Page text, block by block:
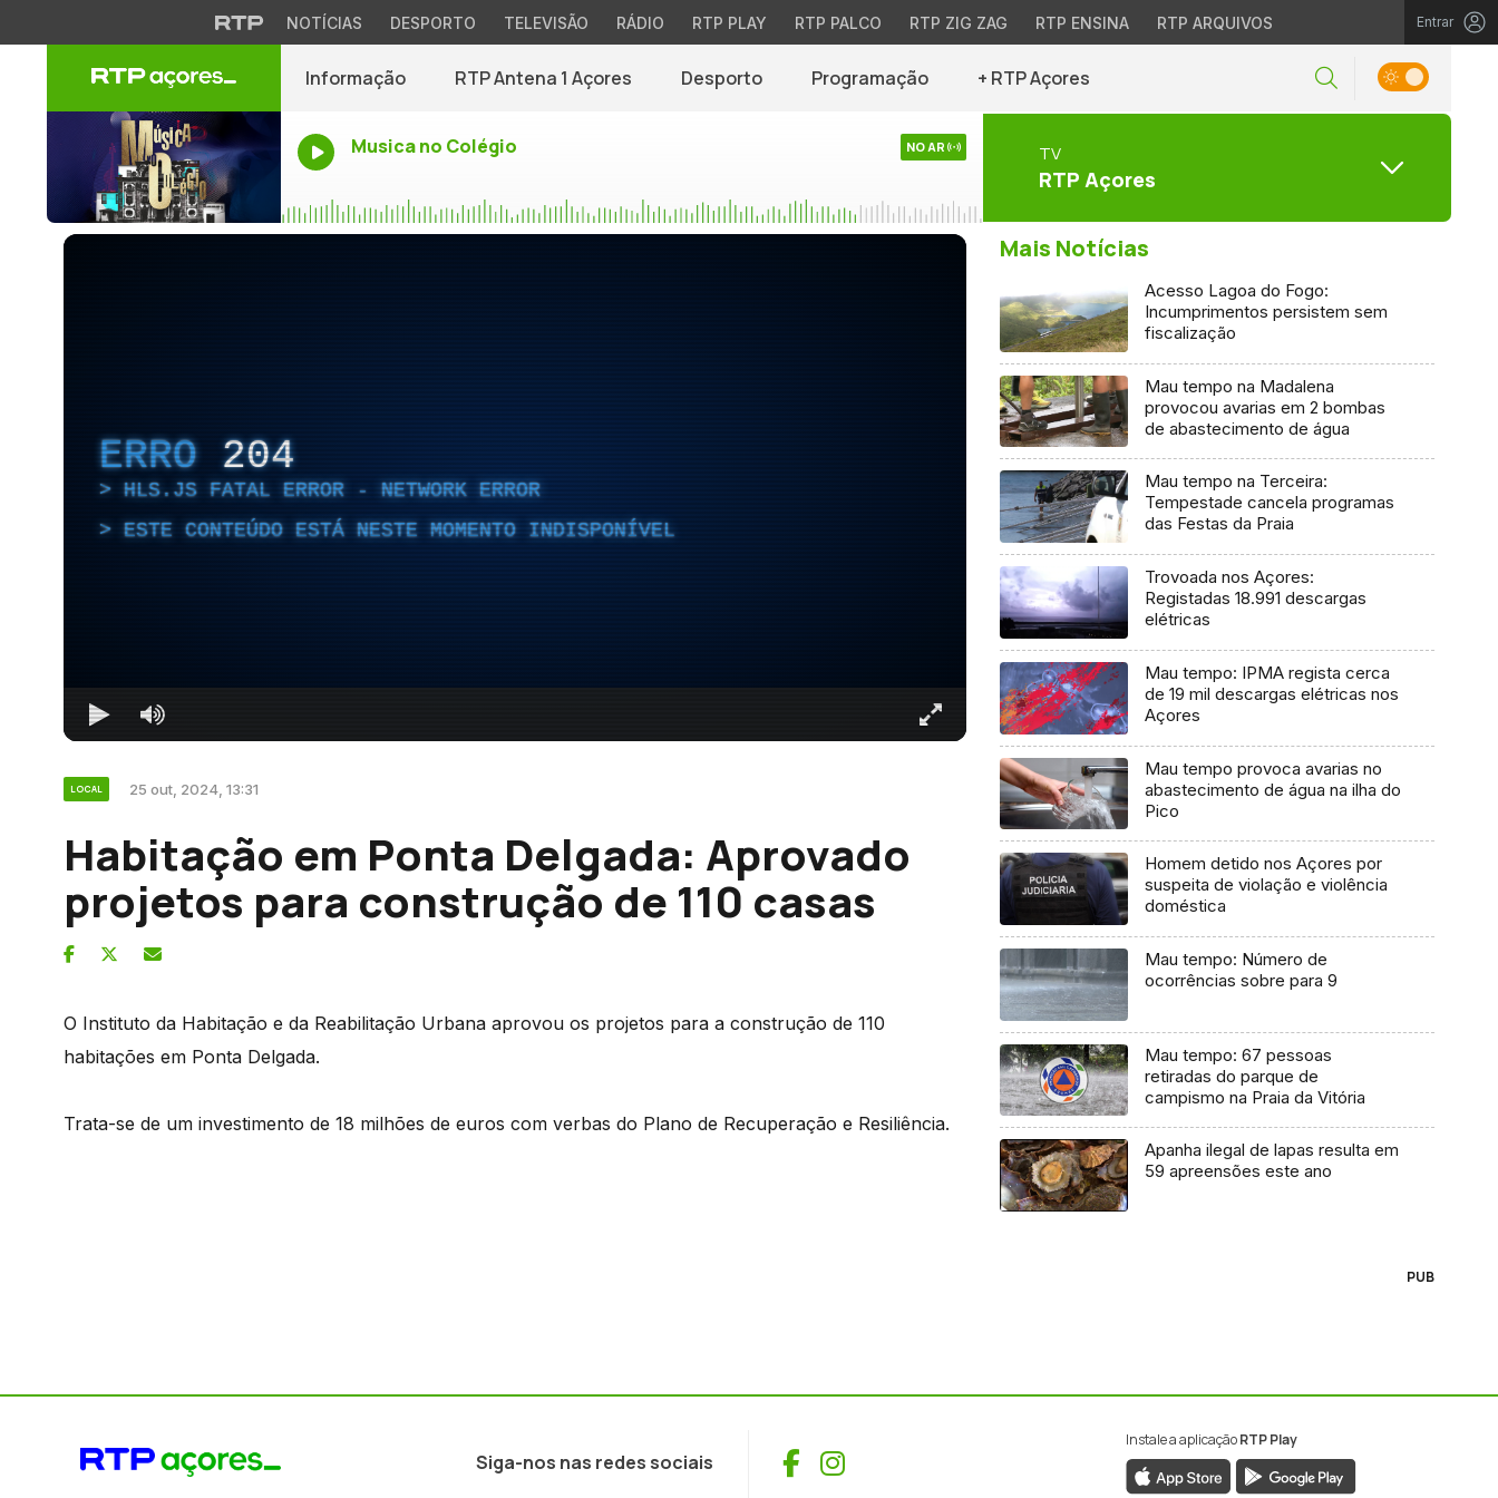
NOTÍCIAS DESPORTO TELEVISÃO RÁDIO RTP PLAY RTP PALCO RTP ZIG ZAG RTP ENSINA RTP ARQUIVOS Entrar
Informação RTP Antena 1 Açores Desporto Programação + RTP Açores
Musica no Colégio NO AR TV
RTP Açores
ERRO 204
HLS.JS FATAL ERROR - NETWORK ERROR
ESTE CONTEÚDO ESTÁ NESTE MOMENTO INDISPONÍVEL
LOCAL 25 out, 2024, 13:31
Habitação em Ponta Delgada: Aprovado
projetos para construção de 110 casas
O Instituto da Habitação e da Reabilitação Urbana aprovou os projetos para a construção de 110
habitações em Ponta Delgada.
Trata-se de um investimento de 18 milhões de euros com verbas do Plano de Recuperação e Resiliência.
Mais Notícias
Acesso Lagoa do Fogo:
Incumprimentos persistem sem
fiscalização
Mau tempo na Madalena
provocou avarias em 2 bombas
de abastecimento de água
Mau tempo na Terceira:
Tempestade cancela programas
das Festas da Praia
Trovoada nos Açores:
Registadas 18.991 descargas
elétricas
Mau tempo: IPMA regista cerca
de 19 mil descargas elétricas nos
Açores
Mau tempo provoca avarias no
abastecimento de água na ilha do
Pico
Homem detido nos Açores por
suspeita de violação e violência
doméstica
Mau tempo: Número de
ocorrências sobre para 9
Mau tempo: 67 pessoas
retiradas do parque de
campismo na Praia da Vitória
Apanha ilegal de lapas resulta em
59 apreensões este ano
PUB
Siga-nos nas redes sociais Facebook
Instagram
Instale a aplicaçãoRTP Play